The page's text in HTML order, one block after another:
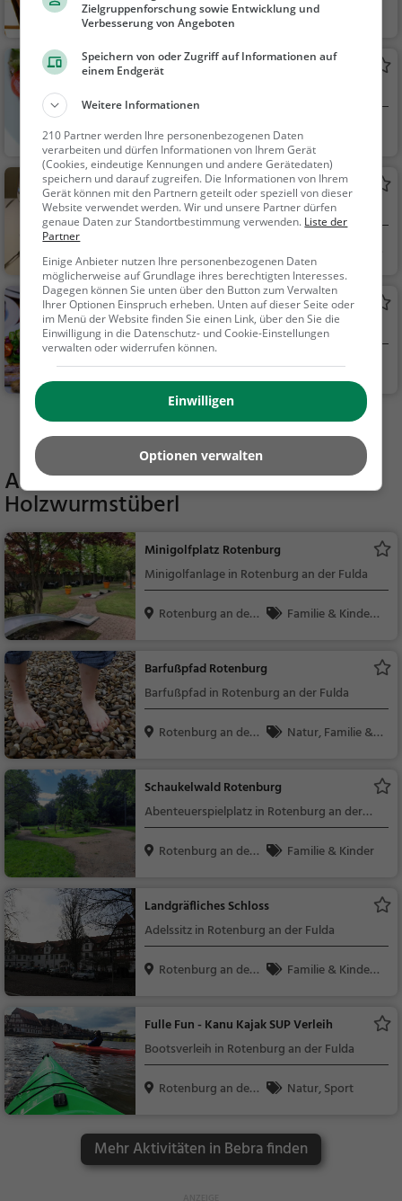
Bebra
Bar, Bier, Wein, Sn
Pizzeria Ristorante Italia
Ronshausen
Restaurant, Italie
nisch, Pizza, Europäis
ch, Mittagessen, Abe
ndessen, Vegetarisc
h, Mediterran
Restaurant zur Krone
Restaurant in Ronshausen
dessen, Mittagessen
Restaurant am Rathaus
Deutsches Restaurant in Ronshausen
Ronshausen
Restaurant, Café,
Deutsch, Mittagesse
n, Abendessen, Europ
n, Frühstück, Gebäck
/ Teigwaren
Mehr Gaststätten in Bebra finden
Aktivitäten in der Nähe von
Holzwurmstüberl
Minigolfplatz Rotenburg
Minigolfanlage in Rotenburg an der Fulda
Rotenburg an der
Familie & Kinder,
Barfußpfad Rotenburg
Barfußpfad in Rotenburg an der Fulda
Rotenburg an der
Natur, Familie & K
Schaukelwald Rotenburg
Abenteuerspielplatz in Rotenburg an der
Fulda
Rotenburg an der
Familie & Kinder
Landgräfliches Schloss
Adelssitz in Rotenburg an der Fulda
Rotenburg an der
Familie & Kinder,
Fulle Fun - Kanu Kajak SUP Verleih
Bootsverleih in Rotenburg an der Fulda
Rotenburg an der
Natur, Sport
Mehr Aktivitäten in Bebra finden
Zielgruppenforschung sowie Entwicklung und
Verbesserung von Angeboten
Speichern von oder Zugriff auf Informationen auf
einem Endgerät
Weitere Informationen
210 Partner werden Ihre personenbezogenen Daten
verarbeiten und dürfen Informationen von Ihrem Gerät
(Cookies, eindeutige Kennungen und andere Gerätedaten)
speichern und darauf zugreifen. Die Informationen von Ihrem
Gerät können mit den Partnern geteilt oder speziell von dieser
Website verwendet werden. Wir und unsere Partner dürfen
genaue Daten zur Standortbestimmung verwenden. Liste der
Partner
Einige Anbieter nutzen Ihre personenbezogenen Daten
möglicherweise auf Grundlage ihres berechtigten Interesses.
Dagegen können Sie unten über den Button zum Verwalten
Ihrer Optionen Einspruch erheben. Unten auf dieser Seite oder
im Menü der Website finden Sie einen Link, über den Sie die
Einwilligung in die Datenschutz- und Cookie-Einstellungen
verwalten oder widerrufen können.
Einwilligen
Optionen verwalten